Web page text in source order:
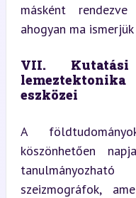
másként
ahogyan ma
VII.
eszközei
A
köszönhetően
szeizmográfok,